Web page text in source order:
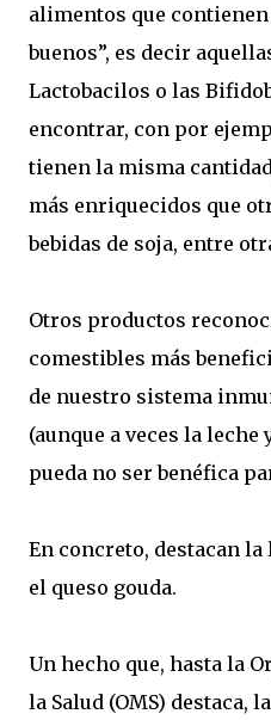
alimentos que
buenos”, es decir
Lactobacilos o las
encontrar, con por
tienen la misma
más enriquecidos que
bebidas de soja, entre
Otros productos
comestibles más
de nuestro sistema
(aunque a veces la
pueda no ser benéfica
En concreto, destacan
el queso gouda.
Un hecho que, hasta la
la Salud (OMS) destaca,